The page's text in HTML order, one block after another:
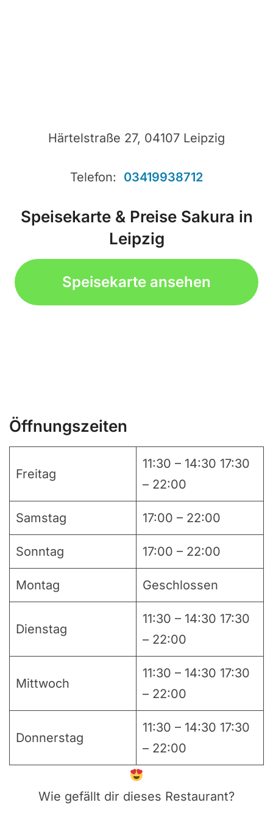
Härtelstraße 27, 04107 Leipzig
Telefon: 03419938712
Speisekarte & Preise Sakura in
Leipzig
Speisekarte ansehen
Öffnungszeiten
Freitag
11:30 – 14:30 17:30
– 22:00
Samstag 17:00 – 22:00
Sonntag 17:00 – 22:00
Montag Geschlossen
Dienstag
11:30 – 14:30 17:30
– 22:00
Mittwoch
11:30 – 14:30 17:30
– 22:00
Donnerstag
11:30 – 14:30 17:30
– 22:00
Wie gefällt dir dieses Restaurant?